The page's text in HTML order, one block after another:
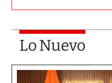
Lo Nuevo